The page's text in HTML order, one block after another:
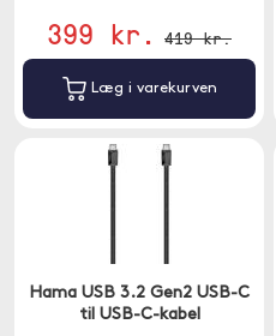
399 kr. 419 kr.
Læg i varekurven
Hama USB 3.2 Gen2 USB-C
til USB-C-kabel